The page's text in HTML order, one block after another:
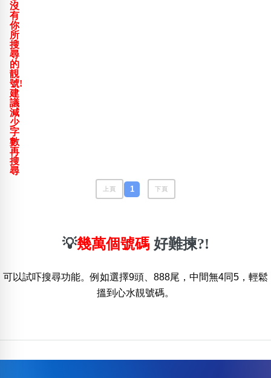
清除全部分類
沒
有
你
所
搜
尋
的
靚
號!
建
議
減
少
字
數
再
搜
尋
上頁 1 下頁
💡幾萬個號碼 好難揀?!
可以試吓搜尋功能。例如選擇9頭、888尾，中間無4同5，輕鬆
搵到心水靚號碼。